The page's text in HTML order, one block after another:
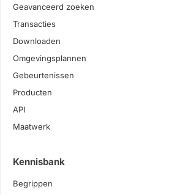
Geavanceerd zoeken
Transacties
Downloaden
Omgevingsplannen
Gebeurtenissen
Producten
API
Maatwerk
Kennisbank
Begrippen